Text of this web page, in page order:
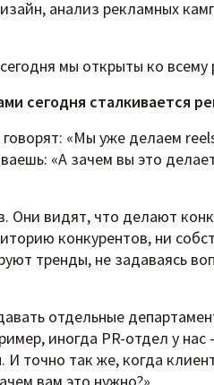
анализ рекламных
мы открыты ко всему
сегодня сталкивается
«Мы уже делаем
«А зачем вы это
Они видят, что делают
конкурентов, ни
тренды, не задаваясь
отдельные
иногда PR-отдел у нас
точно так же, когда